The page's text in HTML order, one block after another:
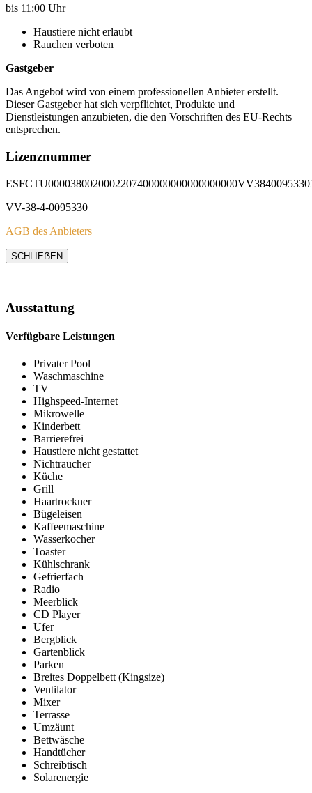
bis 11:00 Uhr
Haustiere nicht erlaubt
Rauchen verboten
Gastgeber
Das Angebot wird von einem professionellen Anbieter erstellt.
Dieser Gastgeber hat sich verpflichtet, Produkte und
Dienstleistungen anzubieten, die den Vorschriften des EU-Rechts
entsprechen.
Lizenznummer
VV-38-4-0095330
AGB des Anbieters
SCHLIEẞEN
Ausstattung
Verfügbare Leistungen
Privater Pool
Waschmaschine
TV
Highspeed-Internet
Mikrowelle
Kinderbett
Barrierefrei
Haustiere nicht gestattet
Nichtraucher
Küche
Grill
Haartrockner
Bügeleisen
Kaffeemaschine
Wasserkocher
Toaster
Kühlschrank
Gefrierfach
Radio
Meerblick
CD Player
Ufer
Bergblick
Gartenblick
Parken
Breites Doppelbett (Kingsize)
Ventilator
Mixer
Terrasse
Umzäunt
Bettwäsche
Handtücher
Schreibtisch
Solarenergie